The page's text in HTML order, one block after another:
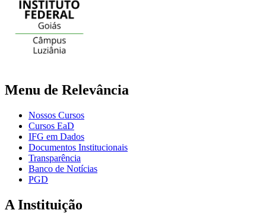
Menu de Relevância
Nossos Cursos
Cursos EaD
IFG em Dados
Documentos Institucionais
Transparência
Banco de Notícias
PGD
A Instituição